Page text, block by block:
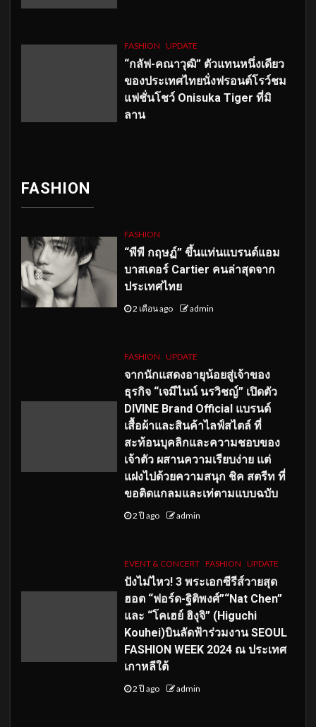
FASHION UPDATE
“กลัฟ-คณาวุฒิ” ตัวแทนหนึ่งเดียว
ของประเทศไทยนั่งฟรอนต์โรว์ชม
แฟชั่นโชว์ Onisuka Tiger ที่มิ
ลาน
FASHION
FASHION
“พีพี กฤษฏ์” ขึ้นแท่นแบรนด์แอม
บาสเดอร์ Cartier คนล่าสุดจาก
ประเทศไทย
2 เดือน ago admin
FASHION UPDATE
จากนักแสดงอายุน้อยสู่เจ้าของ
ธุรกิจ “เจมีไนน์ นรวิชญ์” เปิดตัว
DIVINE Brand Official แบรนด์
เสื้อผ้าและสินค้าไลฟ์สไตล์ ที่
สะท้อนบุคลิกและความชอบของ
เจ้าตัว ผสานความเรียบง่าย แต่
แฝงไปด้วยความสนุก ชิค สตรีท ที่
ขอติดแกลมและเท่ตามแบบฉบับ
2 ปี ago admin
EVENT & CONCERT FASHION UPDATE
ปังไม่ไหว! 3 พระเอกซีรีส์วายสุด
ฮอต “ฟอร์ด-ฐิติพงศ์”“Nat Chen”
และ “โคเฮย์ ฮิงุจิ” (Higuchi
Kouhei)บินลัดฟ้าร่วมงาน SEOUL
FASHION WEEK 2024 ณ ประเทศ
เกาหลีใต้
2 ปี ago admin